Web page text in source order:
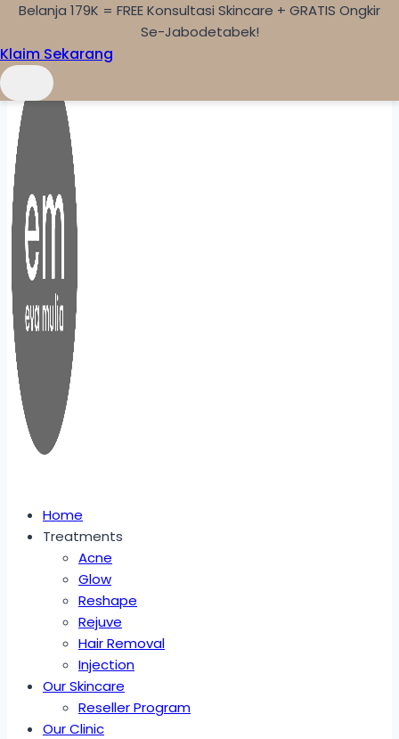
Skip to content
Home
Treatments
Acne
Glow
Reshape
Rejuve
Hair Removal
Injection
Our Skincare
Reseller Program
Our Clinic
Belanja 179K = FREE Konsultasi Skincare + GRATIS Ongkir
Se-Jabodetabek!
Klaim Sekarang